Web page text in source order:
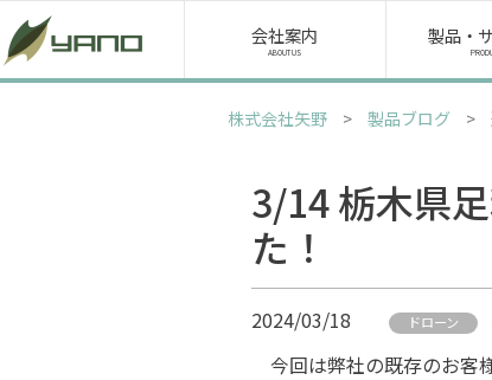
会社案内
経営理念・社長あいさつ
会社概要・沿革
物流体制
環境への取り組み
SDGs宣言
矢野の歴史
プライバシーポリシー
会社案内
ABOUT US
製品・
株式会社矢野 > 製品ブログ >
3/14 栃木県
た！
2024/03/18 ドローン
今回は弊社の既存のお客